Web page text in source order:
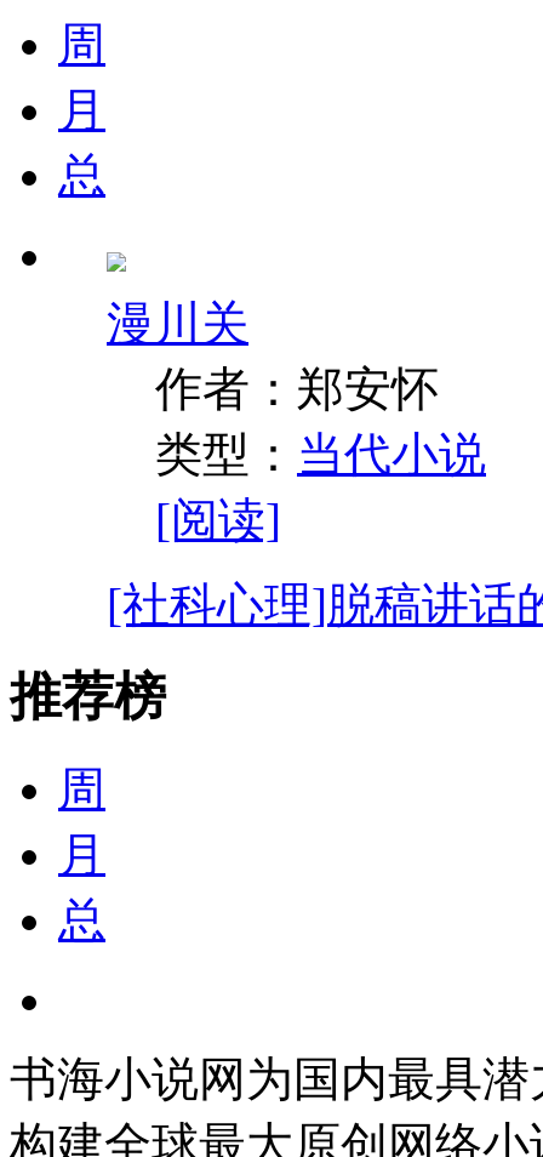
周
月
总
漫川关
作者：郑安怀
类型： 当代小说
[阅读]
[社科心理]脱稿讲话
推荐榜
周
月
总
书海小说网为国内最具
构建全球最大原创网络小